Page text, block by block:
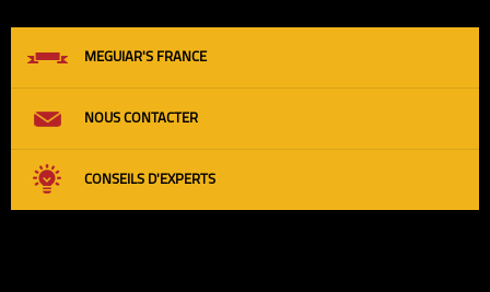
MEGUIAR'S FRANCE
NOUS CONTACTER
CONSEILS D'EXPERTS